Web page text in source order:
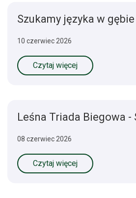
Szukamy języka w gębie
10 czerwiec 2026
Czytaj więcej
Leśna Triada Biegowa -
08 czerwiec 2026
Czytaj więcej